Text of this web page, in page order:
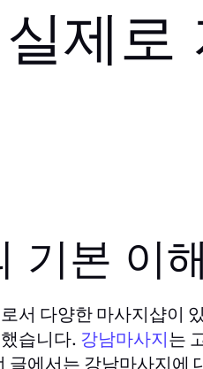
제로
기본 이해
서 다양한 마사지샵이
습니다. 강남마사지는
에서는 강남마사지에